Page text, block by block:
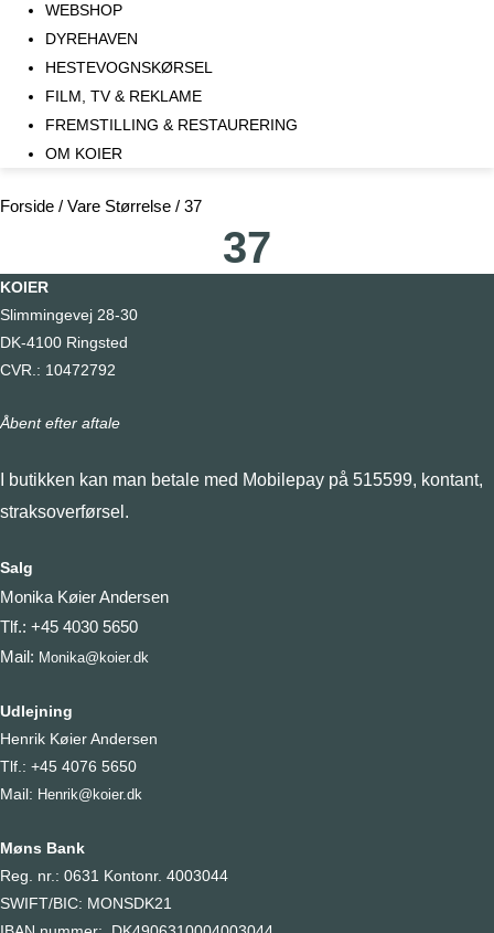
WEBSHOP
DYREHAVEN
HESTEVOGNSKØRSEL
FILM, TV & REKLAME
FREMSTILLING & RESTAURERING​
OM KOIER
Forside / Vare Størrelse / 37
37
KOIER
Slimmingevej 28-30
DK-4100 Ringsted
CVR.: 10472792
Åbent efter aftale
I butikken kan man betale med Mobilepay på 515599, kontant,
straksoverførsel.
Salg
Monika Køier Andersen
Tlf.: +45 4030 5650
Mail: Monika@koier.dk
Udlejning
Henrik Køier Andersen
Tlf.: +45 4076 5650
Mail: Henrik@koier.dk
Møns Bank
Reg. nr.: 0631 Kontonr. 4003044
SWIFT/BIC: MONSDK21